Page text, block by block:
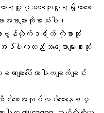
မှူးမှသဘောတူမှုရရှိထားသော
များကိုစားသုံးပါ။
ာဗွန်ဟိုက်ဒရိတ် ကိုစားသုံး
ကလည်းသရေစာများစားသုံး
ဏာများပေါ်လာပါကချက်ချင်း
င်သောအလုပ်လုပ်သောနေရာမှ